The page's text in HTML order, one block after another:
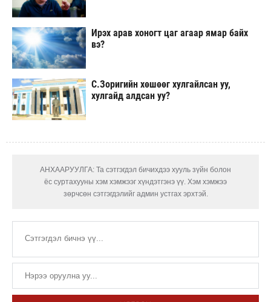
Ирэх арав хоногт цаг агаар ямар байх
вэ?
С.Зоригийн хөшөөг хулгайлсан уу,
хулгайд алдсан уу?
АНХААРУУЛГА: Та сэтгэгдэл бичихдээ хууль зүйн болон
ёс суртахууны хэм хэмжээг хүндэтгэнэ үү. Хэм хэмжээ
зөрчсөн сэтгэгдэлийг админ устгах эрхтэй.